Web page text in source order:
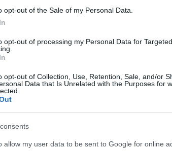
opt-out of the Sale of my Personal Data.
opt-out of processing my Personal Data for Targeted
opt-out of Collection, Use, Retention, Sale, and/or
Data that Is Unrelated with the Purposes for
allow my user data to be sent to Google for online
της Γενικής Διεύθυνσης Αμυντικών